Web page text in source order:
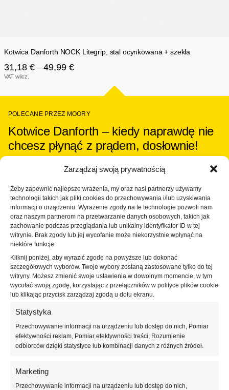
Zarządzaj swoją prywatnością
Żeby zapewnić najlepsze wrażenia, my oraz nasi partnerzy używamy
technologii takich jak pliki cookies do przechowywania i/lub uzyskiwania
informacji o urządzeniu. Wyrażenie zgody na te technologie pozwoli nam
oraz naszym partnerom na przetwarzanie danych osobowych, takich jak
zachowanie podczas przeglądania lub unikalny identyfikator ID w tej
witrynie. Brak zgody lub jej wycofanie może niekorzystnie wpłynąć na
niektóre funkcje.
Kliknij poniżej, aby wyrazić zgodę na powyższe lub dokonać
szczegółowych wyborów. Twoje wybory zostaną zastosowane tylko do tej
witryny. Możesz zmienić swoje ustawienia w dowolnym momencie, w tym
wycofać swoją zgodę, korzystając z przełączników w polityce plików cookie
lub klikając przycisk zarządzaj zgodą u dołu ekranu.
Statystyka
Przechowywanie informacji na urządzeniu lub dostęp do nich, Pomiar
efektywności reklam, Pomiar efektywności treści, Rozumienie
odbiorców dzięki statystyce lub kombinacji danych z różnych źródeł.
Marketing
Przechowywanie informacji na urządzeniu lub dostęp do nich,
POLECANE PRZEZ MOORY
Kotwice Danforth – kiedy naprawdę nie
chcesz płynąć z prądem, dosłownie!
Kotwice Danforth od NOCK – przystępne cenowo i
miękkim dnie z piasku, gliny i mułu. Wykonane są z
gorąco cynkowanej stali z dodatkowo grubą warstwą
ocynku, co zapewnia dłuższą żywotność i odporność na
trudne warunki. Model dostępny jest w kilku różnych
wagach, aby pasował do większości jednostek
pływających.
Kotwica Danforth NOCK Litegrip, stal ocynkowana + szekla
31,18 € – 49,99 €Zakres
do
VAT wlicz.
Najlepiej sprzedający się!